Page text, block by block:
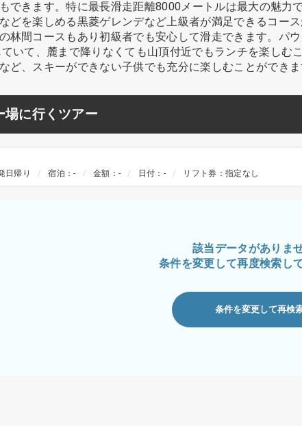
できます。特に最長滑走距離8000メートルは最大の魅
どを楽しめる黒菱ゲレンデなど上級者が満足できるコー
林間コースもあり初級者でも安心して滑走できます。パ
いて、麓まで降りなくても山頂付近でもランチを楽し
ど、スキーができない子供でも充分に楽しむことができま
場に行くツアー
日帰り 宿泊：- 金額：- 日付：- リフト券：指定なし
該当データがありませ
条件を変更して再度検索し
条件を変更して再検